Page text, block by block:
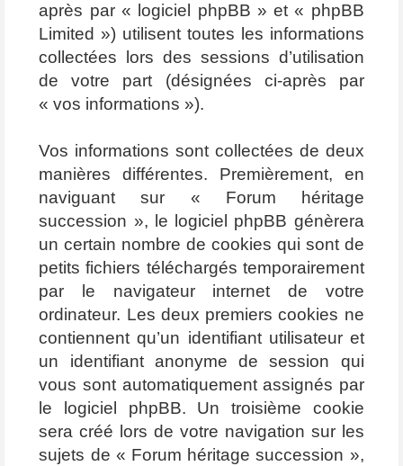
après par « logiciel phpBB » et « phpBB
Limited ») utilisent toutes les informations
collectées lors des sessions d’utilisation
de votre part (désignées ci-après par
« vos informations »).
Vos informations sont collectées de deux
manières différentes. Premièrement, en
naviguant sur « Forum héritage
succession », le logiciel phpBB génèrera
un certain nombre de cookies qui sont de
petits fichiers téléchargés temporairement
par le navigateur internet de votre
ordinateur. Les deux premiers cookies ne
contiennent qu’un identifiant utilisateur et
un identifiant anonyme de session qui
vous sont automatiquement assignés par
le logiciel phpBB. Un troisième cookie
sera créé lors de votre navigation sur les
sujets de « Forum héritage succession »,